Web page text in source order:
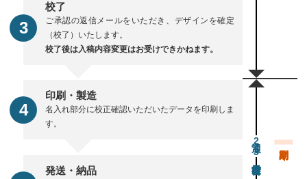
校了
ご承認の返信メールをいただき、デザインを確定
（校了）いたします。
校了後は入稿内容変更はお受けできかねます。
印刷・製造
名入れ部分に校正確認いただいたデータを印刷しま
す。
発送・納品
通常23営業日後出荷